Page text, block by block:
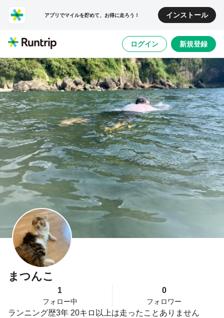
アプリでマイルを貯めて、お得に走ろう！ インストール
ログイン 新規登録
まつんこ
1
フォロー中
0
フォロワー
ランニング歴3年 20キロ以上は走ったことありません